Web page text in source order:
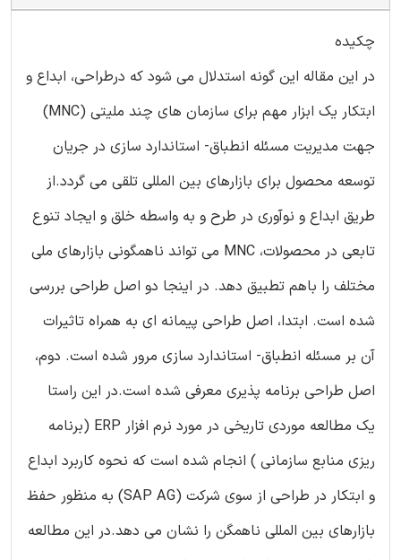
چکیده
در این مقاله این گونه استدلال می شود که درطراحی، ابداع و
ابتکار یک ابزار مهم برای سازمان های چند ملیتی (MNC)
جهت مدیریت مسئله انطباق- استاندارد سازی در جریان
توسعه محصول برای بازارهای بین المللی تلقی می گردد.از
طریق ابداع و نوآوری در طرح و به واسطه خلق و ایجاد تنوع
تابعی در محصولات، MNC می تواند ناهمگونی بازارهای ملی
مختلف را باهم تطبیق دهد. در اینجا دو اصل طراحی بررسی
شده است. ابتدا، اصل طراحی پیمانه ای به همراه تاثیرات
آن بر مسئله انطباق- استاندارد سازی مرور شده است. دوم،
اصل طراحی برنامه پذیری معرفی شده است.در این راستا
یک مطالعه موردی تاریخی در مورد نرم افزار ERP (برنامه
ریزی منابع سازمانی ) انجام شده است که نحوه کاربرد ابداع
و ابتکار در طراحی از سوی شرکت (SAP AG) به منظور حفظ
بازارهای بین المللی ناهمگن را نشان می دهد.در این مطالعه